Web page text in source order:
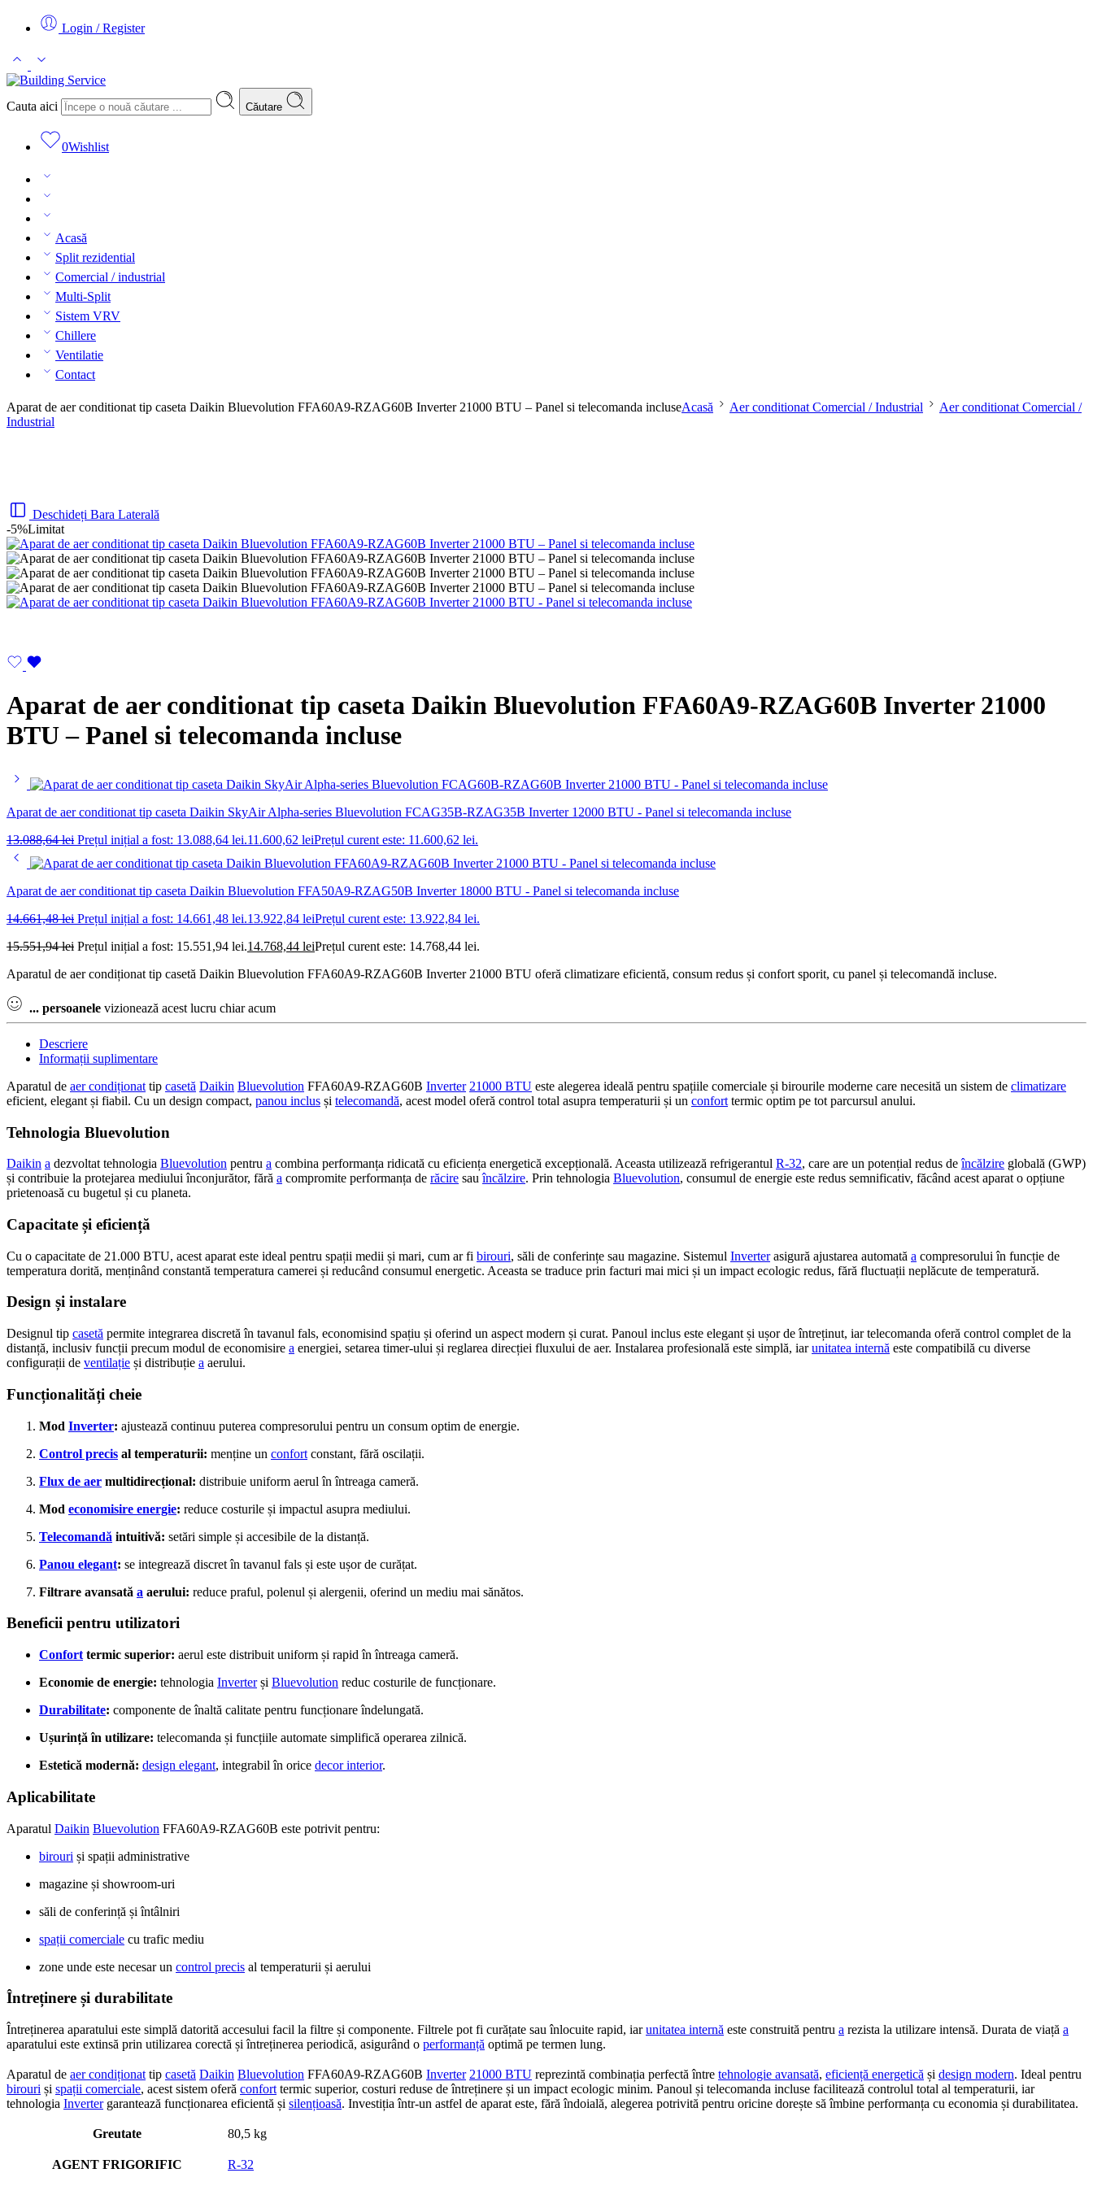
Login / Register
Cauta aici Căutare
0Wishlist
Acasă
Split rezidential
Comercial / industrial
Multi-Split
Sistem VRV
Chillere
Ventilatie
Contact
Aparat de aer conditionat tip caseta Daikin Bluevolution FFA60A9-RZAG60B Inverter 21000 BTU – Panel si telecomanda incluseAcasă Aer conditionat Comercial / Industrial
Aer conditionat Comercial /
Industrial
Deschideți Bara Laterală
-5%Limitat
Aparat de aer conditionat tip caseta Daikin Bluevolution FFA60A9-RZAG60B Inverter 21000
BTU – Panel si telecomanda incluse
Aparat de aer conditionat tip caseta Daikin SkyAir Alpha-series Bluevolution FCAG35B-RZAG35B Inverter 12000 BTU - Panel si telecomanda incluse
13.088,64lei Prețul inițial a fost: 13.088,64 lei.11.600,62 leiPrețul curent este: 11.600,62 lei.
Aparat de aer conditionat tip caseta Daikin Bluevolution FFA50A9-RZAG50B Inverter 18000 BTU - Panel si telecomanda incluse
14.661,48lei Prețul inițial a fost: 14.661,48 lei.13.922,84 leiPrețul curent este: 13.922,84 lei.
15.551,94lei Prețul inițial a fost: 15.551,94 lei.14.768,44 leiPrețul curent este: 14.768,44 lei.
Aparatul de aer condiționat tip casetă Daikin Bluevolution FFA60A9-RZAG60B Inverter 21000 BTU oferă climatizare eficientă, consum redus și confort sporit, cu panel și telecomandă incluse.
... persoanele vizionează acest lucru chiar acum
Descriere
Informații suplimentare
Aparatul de aer condiționat tip casetă Daikin Bluevolution FFA60A9-RZAG60B Inverter 21000 BTU este alegerea ideală pentru spațiile comerciale și birourile moderne care necesită un sistem de climatizare
eficient, elegant și fiabil. Cu un design compact, panou inclus și telecomandă, acest model oferă control total asupra temperaturii și un confort termic optim pe tot parcursul anului.
Tehnologia Bluevolution
Daikin a dezvoltat tehnologia Bluevolution pentru a combina performanța ridicată cu eficiența energetică excepțională. Aceasta utilizează refrigerantul R-32, care are un potențial redus deîncălzire globală (GWP)
și contribuie la protejarea mediului înconjurător, fără a compromite performanța de răcire sauîncălzire. Prin tehnologia Bluevolution, consumul de energie este redus semnificativ, făcând acest aparat o opțiune
prietenoasă cu bugetul și cu planeta.
Capacitate și eficiență
Cu o capacitate de 21.000 BTU, acest aparat este ideal pentru spații medii și mari, cum ar fi birouri, săli de conferințe sau magazine. Sistemul Inverterasigură ajustarea automată a compresorului în funcție de
temperatura dorită, menținând constantă temperatura camerei și reducând consumul energetic. Aceasta se traduce prin facturi mai mici și un impact ecologic redus, fără fluctuații neplăcute de temperatură.
Design și instalare
Designul tip casetă permite integrarea discretă în tavanul fals, economisind spațiu și oferind un aspect modern și curat. Panoul inclus este elegant și ușor de întreținut, iar telecomanda oferă control complet de la
distanță, inclusiv funcții precum modul de economisire a energiei, setarea timer-ului și reglarea direcției fluxului de aer. Instalarea profesională este simplă, iarunitatea internă este compatibilă cu diverse
configurații de ventilație și distribuție a aerului.
Funcționalități cheie
Mod Inverter: ajustează continuu puterea compresorului pentru un consum optim de energie.
Control precis al temperaturii: menține un confort constant, fără oscilații.
Flux de aer multidirecțional: distribuie uniform aerul în întreaga cameră.
Mod economisire energie: reduce costurile și impactul asupra mediului.
Telecomandă intuitivă: setări simple și accesibile de la distanță.
Panou elegant: se integrează discret în tavanul fals și este ușor de curățat.
Filtrare avansată a aerului: reduce praful, polenul și alergenii, oferind un mediu mai sănătos.
Beneficii pentru utilizatori
Confort termic superior: aerul este distribuit uniform și rapid în întreaga cameră.
Economie de energie: tehnologia Inverterși Bluevolution reduc costurile de funcționare.
Durabilitate: componente de înaltă calitate pentru funcționare îndelungată.
Ușurință în utilizare: telecomanda și funcțiile automate simplifică operarea zilnică.
Estetică modernă: design elegant, integrabil în orice decor interior.
Aplicabilitate
Aparatul Daikin Bluevolution FFA60A9-RZAG60B este potrivit pentru:
birouri și spații administrative
magazine și showroom-uri
săli de conferință și întâlniri
spații comerciale cu trafic mediu
zone unde este necesar un control precis al temperaturii și aerului
Întreținere și durabilitate
Întreținerea aparatului este simplă datorită accesului facil la filtre și componente. Filtrele pot fi curățate sau înlocuite rapid, iarunitatea internă este construită pentru a rezista la utilizare intensă. Durata de viață a
aparatului este extinsă prin utilizarea corectă și întreținerea periodică, asigurând o performanță optimă pe termen lung.
Aparatul de aer condiționat tip casetă Daikin Bluevolution FFA60A9-RZAG60B Inverter 21000 BTU reprezintă combinația perfectă între tehnologie avansată, eficiență energetică și design modern. Ideal pentru
birouri și spații comerciale, acest sistem oferă confort termic superior, costuri reduse de întreținere și un impact ecologic minim. Panoul și telecomanda incluse facilitează controlul total al temperaturii, iar
tehnologia Invertergarantează funcționarea eficientă și silențioasă. Investiția într-un astfel de aparat este, fără îndoială, alegerea potrivită pentru oricine dorește să îmbine performanța cu economia și durabilitatea.
Greutate 80,5 kg
AGENT FRIGORIFIC R-32